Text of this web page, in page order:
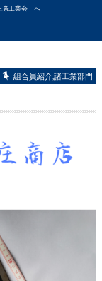
条工業会」へ
組合員紹介,諸工業部門